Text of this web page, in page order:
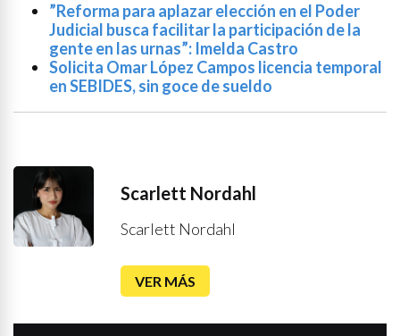
”Reforma para aplazar elección en el Poder
Judicial busca facilitar la participación de la
gente en las urnas”: Imelda Castro
Solicita Omar López Campos licencia temporal
en SEBIDES, sin goce de sueldo
Scarlett Nordahl
Scarlett Nordahl
VER MÁS